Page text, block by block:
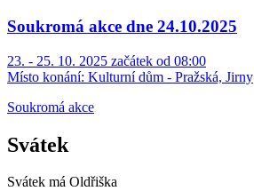
Soukromá akce dne 24.10.2025
23. - 25. 10. 2025 začátek od 08:00
Místo konání: Kulturní dům - Pražská, Jirny
Soukromá akce
Svátek
Svátek má Oldřiška